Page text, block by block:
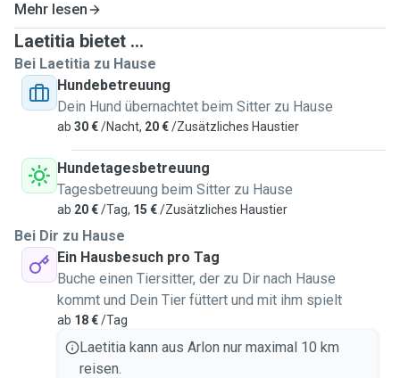
Mehr lesen
Laetitia bietet ...
Bei Laetitia zu Hause
Hundebetreuung
Dein Hund übernachtet beim Sitter zu Hause
ab 30 €/Nacht, 20 €/Zusätzliches Haustier
Hundetagesbetreuung
Tagesbetreuung beim Sitter zu Hause
ab 20 €/Tag, 15 €/Zusätzliches Haustier
Bei Dir zu Hause
Ein Hausbesuch pro Tag
Buche einen Tiersitter, der zu Dir nach Hause
kommt und Dein Tier füttert und mit ihm spielt
ab 18 €/Tag
Laetitia kann aus Arlon nur maximal 10 km
reisen.